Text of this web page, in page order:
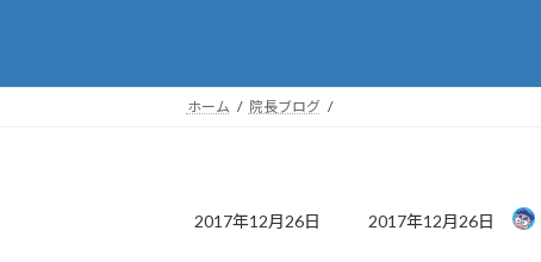
ホーム 院長ブログ
2017年12月26日
最
2017年12月26日